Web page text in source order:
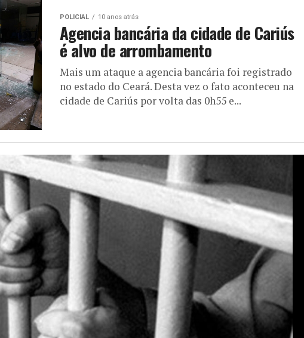
POLICIAL 10 anos atrás
Agencia bancária da cidade de Cariús
é alvo de arrombamento
Mais um ataque a agencia bancária foi registrado
no estado do Ceará. Desta vez o fato aconteceu na
cidade de Cariús por volta das 0h55 e...